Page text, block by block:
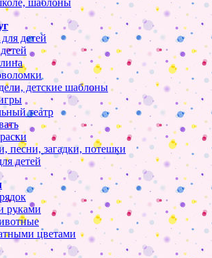
шаблоны
детей
детские шаблоны
театр
песни, загадки, потешки
детей
руками
цветами